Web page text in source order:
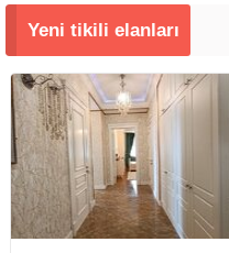
Yeni tikili elanları